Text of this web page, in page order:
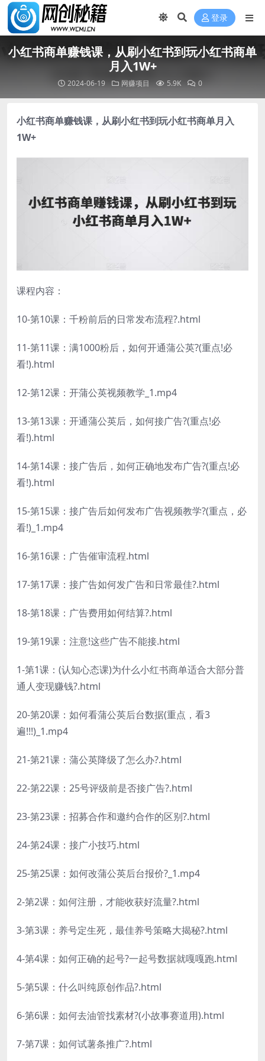
登录
小红书商单赚钱课，从刷小红书到玩小红书商单
月入1W+
2024-06-19 网赚项目 5.9K 0
小红书商单赚钱课 ，从刷小红书到玩小红书商单月入
1W+
课程内容：
10-第10课：千粉前后的日常发布流程?.html
11-第11课：满1000粉后，如何开通蒲公英?(重点!必
看!).html
12-第12课：开蒲公英视频教学_1.mp4
13-第13课：开通蒲公英后，如何接广告?(重点!必
看!).html
14-第14课：接广告后，如何正确地发布广告?(重点!必
看!).html
15-第15课：接广告后如何发布广告视频教学?(重点，必
看!)_1.mp4
16-第16课：广告催审流程.html
17-第17课：接广告如何发广告和日常最佳?.html
18-第18课：广告费用如何结算?.html
19-第19课：注意!这些广告不能接.html
1-第1课：(认知心态课)为什么小红书商单适合大部分普
通人变现赚钱?.html
20-第20课：如何看蒲公英后台数据(重点，看3
遍!!!)_1.mp4
21-第21课：蒲公英降级了怎么办?.html
22-第22课：25号评级前是否接广告?.html
23-第23课：招募合作和邀约合作的区别?.html
24-第24课：接广小技巧.html
25-第25课：如何改蒲公英后台报价?_1.mp4
2-第2课：如何注册，才能收获好流量?.html
3-第3课：养号定生死，最佳养号策略大揭秘?.html
4-第4课：如何正确的起号?一起号数据就嘎嘎跑.html
5-第5课：什么叫纯原创作品?.html
6-第6课：如何去油管找素材?(小故事赛道用).html
7-第7课：如何试薯条推广?.html